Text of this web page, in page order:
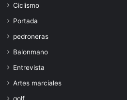
Ciclismo
Portada
pedroneras
Balonmano
Entrevista
Artes marciales